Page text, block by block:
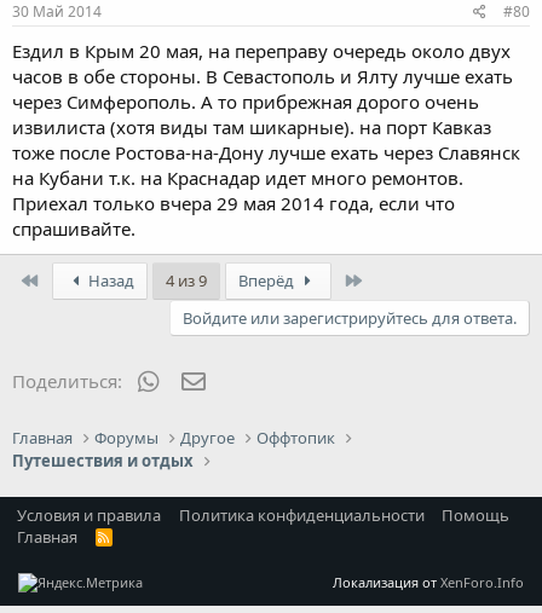
30 Май 2014 #80
Ездил в Крым 20 мая, на переправу очередь около двух
часов в обе стороны. В Севастополь и Ялту лучше ехать
через Симферополь. А то прибрежная дорого очень
извилиста (хотя виды там шикарные). на порт Кавказ
тоже после Ростова-на-Дону лучше ехать через Славянск
на Кубани т.к. на Краснадар идет много ремонтов.
Приехал только вчера 29 мая 2014 года, если что
спрашивайте.
Назад 4 из 9 Вперёд
Войдите или зарегистрируйтесь для ответа.
Поделиться: WhatsApp
Главная Форумы Другое
Оффтопик
Путешествия и отдых
Условия и правила Политика конфиденциальности
Помощь
Главная
R
Локализация от XenForo.Info